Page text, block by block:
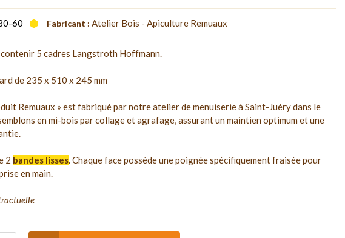
60 Fabricant : Atelier Bois - Apiculture Remuaux
5 cadres Langstroth Hoffmann.
de 235 x 510 x 245 mm
Remuaux » est fabriqué par notre atelier de menuiserie à Saint-Juéry dans le
en mi-bois par collage et agrafage, assurant un maintien optimum et une
2 bandes lisses. Chaque face possède une poignée spécifiquement fraisée pour
en main.